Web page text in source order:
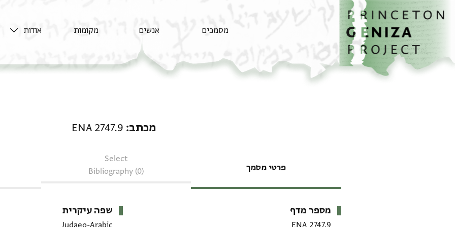
דילוג לתוכן
דף הבית
מסמכים אנשים מקומות אודות
מכתב ENA 2747.9
פרטי מסמך
Select
Bibliography (0)
מטא-דאטא
מספר מדף שפה עיקרית